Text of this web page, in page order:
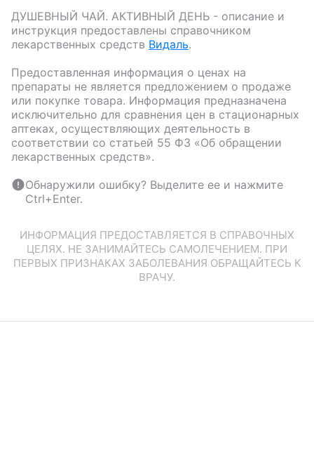
ДУШЕВНЫЙ ЧАЙ. АКТИВНЫЙ ДЕНЬ - описание и
инструкция предоставлены справочником
лекарственных средств Видаль.
Предоставленная информация о ценах на
препараты не является предложением о продаже
или покупке товара. Информация предназначена
исключительно для сравнения цен в стационарных
аптеках, осуществляющих деятельность в
соответствии со статьей 55 ФЗ «Об обращении
лекарственных средств».
Обнаружили ошибку? Выделите ее и нажмите
Ctrl+Enter.
ИНФОРМАЦИЯ ПРЕДОСТАВЛЯЕТСЯ В СПРАВОЧНЫХ
ЦЕЛЯХ. НЕ ЗАНИМАЙТЕСЬ САМОЛЕЧЕНИЕМ. ПРИ
ПЕРВЫХ ПРИЗНАКАХ ЗАБОЛЕВАНИЯ ОБРАЩАЙТЕСЬ К
ВРАЧУ.